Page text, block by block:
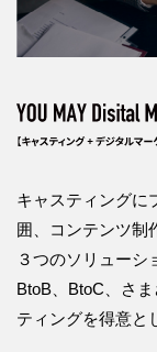
キャスティングに
囲、コンテンツ制
３つのソリューシ
BtoB、BtoC、さ
ティングを得意と